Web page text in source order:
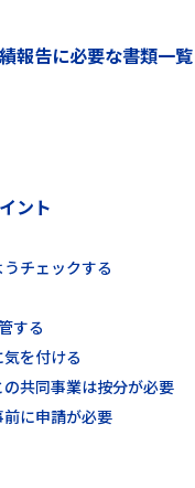
報告に必要な書類一覧
ント
チェックする
する
を付ける
共同事業は按分が必要
に申請が必要